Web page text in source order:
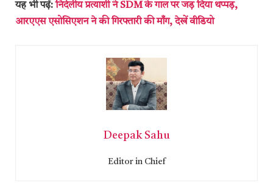
यह भी पढ़ें:निर्दलीय प्रत्याशी ने SDM के गाल पर जड़ दिया थप्पड़,
आरएएस एसोसिएशन ने की गिरफ्तारी की माँग, देखें वीडियो
Deepak Sahu
Editor in Chief